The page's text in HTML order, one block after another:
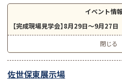
イベント情報
閉じる
佐世保東展示場